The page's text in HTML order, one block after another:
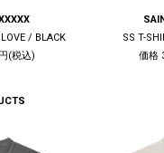
/ BLACK
(税込)
SS T-
価格